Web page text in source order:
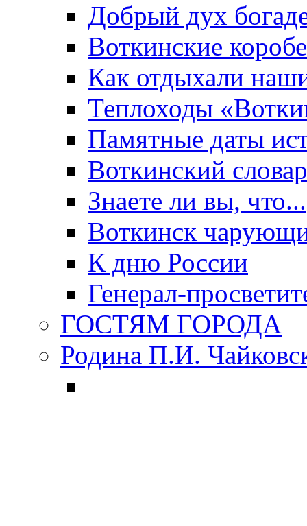
Добрый дух
Воткинские
Как отдыхали
Теплоходы
Памятные даты
Воткинский
Знаете ли вы, что...
Воткинск
К дню России
Генерал-
ГОСТЯМ ГОРОДА
Родина П.И.